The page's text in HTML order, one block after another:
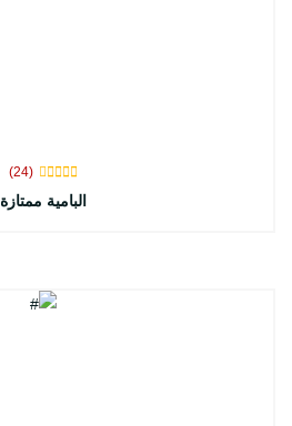
(24)
البامية ممتازة